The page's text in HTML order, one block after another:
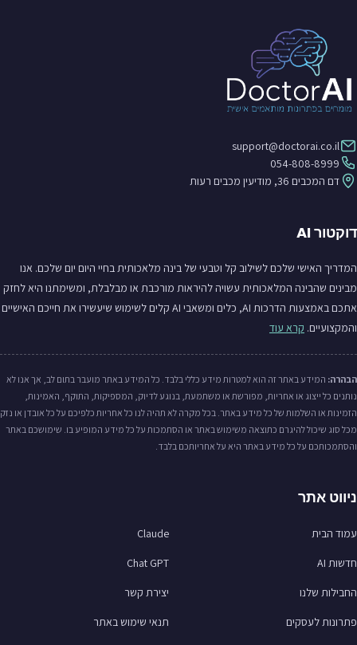
support@doctorai.co.il
054-808-8999
דם המכבים 36, מודיעין מכבים רעות
דוקטור AI
המדריך האישי שלכם לשילוב קל וטבעי של בינה מלאכותית בחיי היום יום שלכם. אנו
מבינים שהבינה המלאכותית עשויה להיראות מורכבת או מבלבלת, ומשימתנו היא לחזק
אתכם באמצעות הדרכות AI, כלים ומשאבי AI קלים לשימוש שיעשירו את חייכם האישיים
והמקצועיים. קרא עוד
הבהרה: המידע באתר זה הוא למטרות מידע כללי בלבד. כל המידע באתר מועבר בתום לב, אך אנו לא
נותנים כל ייצוג או אחריות, מפורשת או משתמעת, בנוגע לדיוק, המספיקות, התוקף, האמינות,
הזמינות או השלמות של כל מידע באתר. בכל מקרה לא תהיה לנו כל אחריות כלפיכם על כל אובדן או נזק
מכל סוג שיכול להיגרם כתוצאה משימוש באתר או הסתמכות על כל מידע המופיע בו. שימושכם באתר
והסתמכותכם על כל מידע באתר היא על אחריותכם בלבד.
ניווט אתר
עמוד הבית
חדשות AI
החבילות שלנו
פתרונות לעסקים
Claude
Chat GPT
יצירת קשר
תנאי שימוש באתר